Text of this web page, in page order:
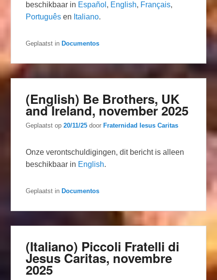
beschikbaar in Español , English, Français,
Português en Italiano.
Geplaatst in Documentos
(English) Be Brothers, UK
and Ireland, november 2025
Geplaatst op20/11/25 door Fraternidad Iesus Caritas
Onze verontschuldigingen, dit bericht is alleen
beschikbaar in English.
Geplaatst in Documentos
(Italiano) Piccoli Fratelli di
Jesus Caritas, novembre
2025